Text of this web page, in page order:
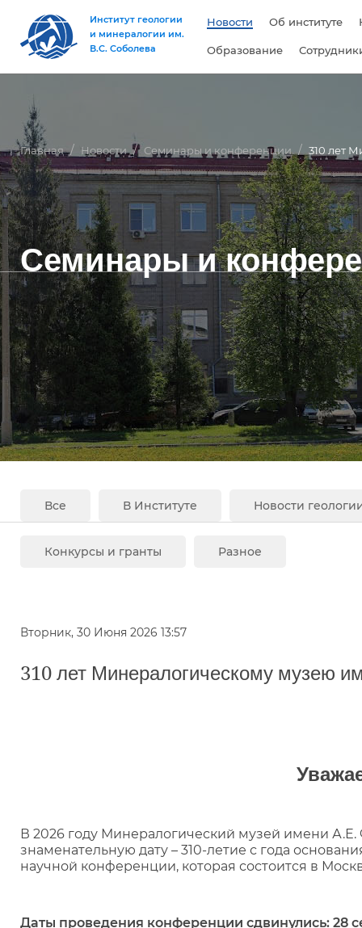
Институт геологии
и минералогии им.
В.С. Соболева
Новости Об институте
Образование
Главная Новости Семинары и конференции 310 лет
Семинары и
Все В Институте Новости
Конкурсы и гранты Разное
Вторник, 30 Июня 2026 13:57
310 лет Минералогическому музею
В 2026 году Минералогический музей имени
знаменательную дату – 310-летие с года
научной конференции, которая состоится в
Даты проведения конференции сдвинулись: 28